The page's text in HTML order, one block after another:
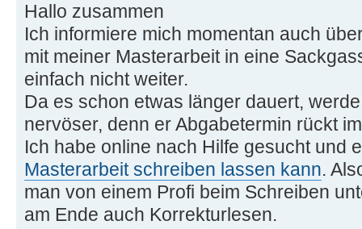
Hallo zusammen
Ich informiere mich momentan auch
mit meiner Masterarbeit in eine
einfach nicht weiter.
Da es schon etwas länger dauert,
nervöser, denn er Abgabetermin rückt
Ich habe online nach Hilfe gesucht und
Masterarbeit schreiben lassen kann.
man von einem Profi beim Schreiben
am Ende auch Korrekturlesen.